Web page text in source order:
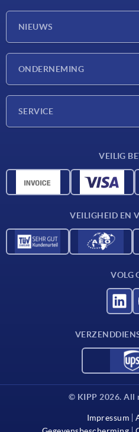
NIEUWS
ONDERNEMING
SERVICE
CAD-gegevens
VEILIG
VEILIGHEID EN
VOLG
© KIPP 2026. All
Impressum